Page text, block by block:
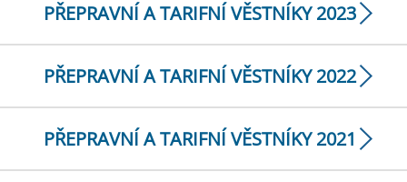
PŘEPRAVNÍ A TARIFNÍ VĚSTNÍKY 2023
PŘEPRAVNÍ A TARIFNÍ VĚSTNÍKY 2022
PŘEPRAVNÍ A TARIFNÍ VĚSTNÍKY 2021